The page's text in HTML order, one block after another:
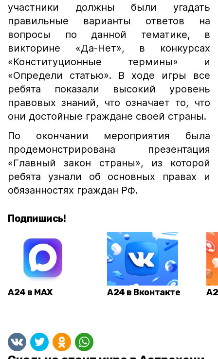
участники должны были угадать
правильные варианты ответов на
вопросы по данной тематике, в
викторине «Да-Нет», в конкурсах
«Конституционные термины» и
«Определи статью». В ходе игры все
ребята показали высокий уровень
правовых знаний, что означает то, что
они достойные граждане своей страны.
По окончании мероприятия была
продемонстрирована презентация
«Главный закон страны», из которой
ребята узнали об основных правах и
обязанностях граждан РФ.
Подпишись!
А24 в MAX А24 в Вконтакте